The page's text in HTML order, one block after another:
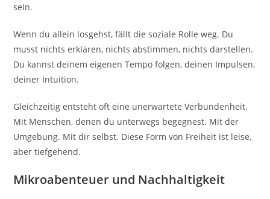
sein.
Wenn du allein losgehst, fällt die soziale Rolle weg. Du
musst nichts erklären, nichts abstimmen, nichts darstellen.
Du kannst deinem eigenen Tempo folgen, deinen Impulsen,
deiner Intuition.
Gleichzeitig entsteht oft eine unerwartete Verbundenheit.
Mit Menschen, denen du unterwegs begegnest. Mit der
Umgebung. Mit dir selbst. Diese Form von Freiheit ist leise,
aber tiefgehend.
Mikroabenteuer und Nachhaltigkeit